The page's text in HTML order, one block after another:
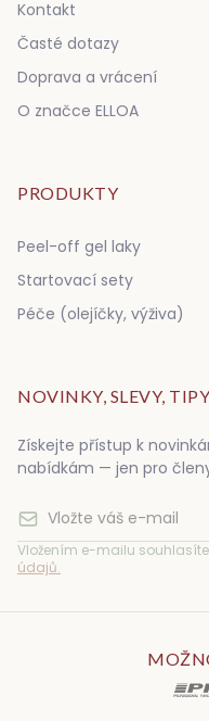
Kontakt
Časté dotazy
Doprava a vrácení
O značce ELLOA
PRODUKTY
Peel-off gel laky
Startovací sety
Péče (olejíčky, výživa)
NOVINKY, SLEVY,
Získejte přístup k
nabídkám — jen pro
Vložením e-mailu
údajů.